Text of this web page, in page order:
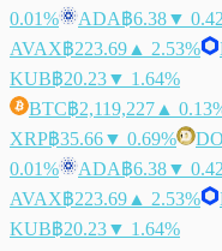
0.01%
ADA฿6.38▼
AVAX฿223.69 ▲ 2.53%
KUB฿20.23▼ 1.64%
BTC฿2,119,227 ▲
XRP฿35.66▼ 0.69%
0.01%
ADA฿6.38▼
AVAX฿223.69 ▲ 2.53%
KUB฿20.23▼ 1.64%